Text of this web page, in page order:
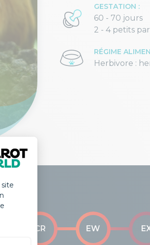
GESTATION :
60 - 70 jours
2 - 4 petits
RÉGIME
Herbivore :
CR EW